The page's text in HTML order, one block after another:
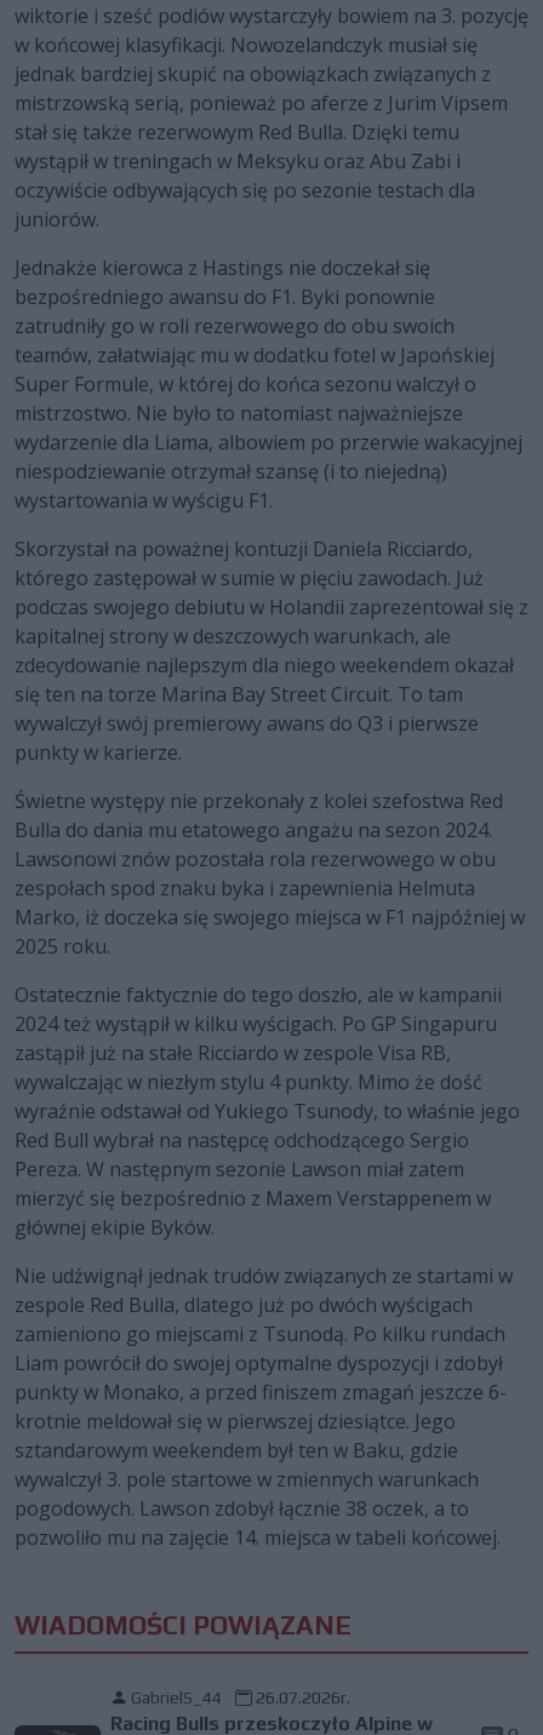
wiktorie i sześć podiów wystarczyły bowiem na 3. pozycję
w końcowej klasyfikacji. Nowozelandczyk musiał się
jednak bardziej skupić na obowiązkach związanych z
mistrzowską serią, ponieważ po aferze z Jurim Vipsem
stał się także rezerwowym Red Bulla. Dzięki temu
wystąpił w treningach w Meksyku oraz Abu Zabi i
oczywiście odbywających się po sezonie testach dla
juniorów.
Jednakże kierowca z Hastings nie doczekał się
bezpośredniego awansu do F1. Byki ponownie
zatrudniły go w roli rezerwowego do obu swoich
teamów, załatwiając mu w dodatku fotel w Japońskiej
Super Formule, w której do końca sezonu walczył o
mistrzostwo. Nie było to natomiast najważniejsze
wydarzenie dla Liama, albowiem po przerwie wakacyjnej
niespodziewanie otrzymał szansę (i to niejedną)
wystartowania w wyścigu F1.
Skorzystał na poważnej kontuzji Daniela Ricciardo,
którego zastępował w sumie w pięciu zawodach. Już
podczas swojego debiutu w Holandii zaprezentował się z
kapitalnej strony w deszczowych warunkach, ale
zdecydowanie najlepszym dla niego weekendem okazał
się ten na torze Marina Bay Street Circuit. To tam
wywalczył swój premierowy awans do Q3 i pierwsze
punkty w karierze.
Świetne występy nie przekonały z kolei szefostwa Red
Bulla do dania mu etatowego angażu na sezon 2024.
Lawsonowi znów pozostała rola rezerwowego w obu
zespołach spod znaku byka i zapewnienia Helmuta
Marko, iż doczeka się swojego miejsca w F1 najpóźniej w
2025 roku.
Ostatecznie faktycznie do tego doszło, ale w kampanii
2024 też wystąpił w kilku wyścigach. Po GP Singapuru
zastąpił już na stałe Ricciardo w zespole Visa RB,
wywalczając w niezłym stylu 4 punkty. Mimo że dość
wyraźnie odstawał od Yukiego Tsunody, to właśnie jego
Red Bull wybrał na następcę odchodzącego Sergio
Pereza. W następnym sezonie Lawson miał zatem
mierzyć się bezpośrednio z Maxem Verstappenem w
głównej ekipie Byków.
Nie udźwignął jednak trudów związanych ze startami w
zespole Red Bulla, dlatego już po dwóch wyścigach
zamieniono go miejscami z Tsunodą. Po kilku rundach
Liam powrócił do swojej optymalne dyspozycji i zdobył
punkty w Monako, a przed finiszem zmagań jeszcze 6-
krotnie meldował się w pierwszej dziesiątce. Jego
sztandarowym weekendem był ten w Baku, gdzie
wywalczył 3. pole startowe w zmiennych warunkach
pogodowych. Lawson zdobył łącznie 38 oczek, a to
pozwoliło mu na zajęcie 14. miejsca w tabeli końcowej.
WIADOMOŚCI POWIĄZANE
GabrielS_44 26.07.2026r.
Racing Bulls przeskoczyło Alpine w